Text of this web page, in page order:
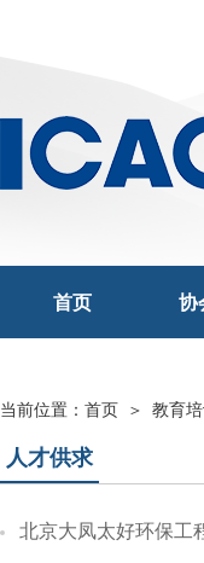
首页 协
当前位置： 首页 ＞ 教育
人才供求
北京大凤太好环保工